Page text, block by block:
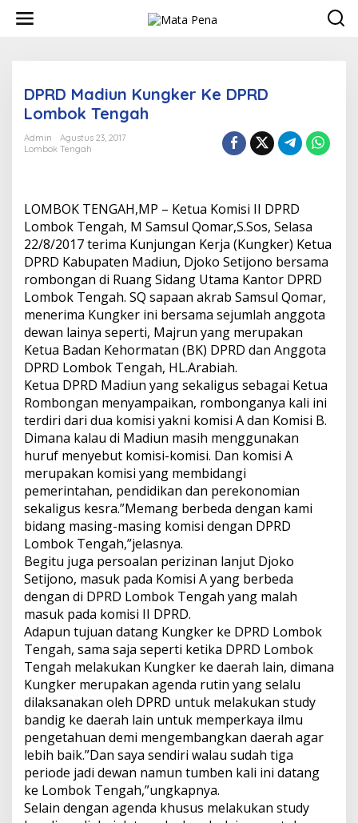
DPRD Madiun Kungker Ke DPRD
Lombok Tengah
Admin
Agustus 23, 2017
Lombok Tengah
LOMBOK TENGAH,MP – Ketua Komisi II DPRD
Lombok Tengah, M Samsul Qomar,S.Sos, Selasa
22/8/2017 terima Kunjungan Kerja (Kungker) Ketua
DPRD Kabupaten Madiun, Djoko Setijono bersama
rombongan di Ruang Sidang Utama Kantor DPRD
Lombok Tengah. SQ sapaan akrab Samsul Qomar,
menerima Kungker ini bersama sejumlah anggota
dewan lainya seperti, Majrun yang merupakan
Ketua Badan Kehormatan (BK) DPRD dan Anggota
DPRD Lombok Tengah, HL.Arabiah.
Ketua DPRD Madiun yang sekaligus sebagai Ketua
Rombongan menyampaikan, rombonganya kali ini
terdiri dari dua komisi yakni komisi A dan Komisi B.
Dimana kalau di Madiun masih menggunakan
huruf menyebut komisi-komisi. Dan komisi A
merupakan komisi yang membidangi
pemerintahan, pendidikan dan perekonomian
sekaligus kesra.”Memang berbeda dengan kami
bidang masing-masing komisi dengan DPRD
Lombok Tengah,”jelasnya.
Begitu juga persoalan perizinan lanjut Djoko
Setijono, masuk pada Komisi A yang berbeda
dengan di DPRD Lombok Tengah yang malah
masuk pada komisi II DPRD.
Adapun tujuan datang Kungker ke DPRD Lombok
Tengah, sama saja seperti ketika DPRD Lombok
Tengah melakukan Kungker ke daerah lain, dimana
Kungker merupakan agenda rutin yang selalu
dilaksanakan oleh DPRD untuk melakukan study
bandig ke daerah lain untuk memperkaya ilmu
pengetahuan demi mengembangkan daerah agar
lebih baik.”Dan saya sendiri walau sudah tiga
periode jadi dewan namun tumben kali ini datang
ke Lombok Tengah,”ungkapnya.
Selain dengan agenda khusus melakukan study